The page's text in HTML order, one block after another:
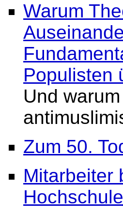
Warum
Populisten
Und
Zum 50.
Mitarbeiter
Hochschule